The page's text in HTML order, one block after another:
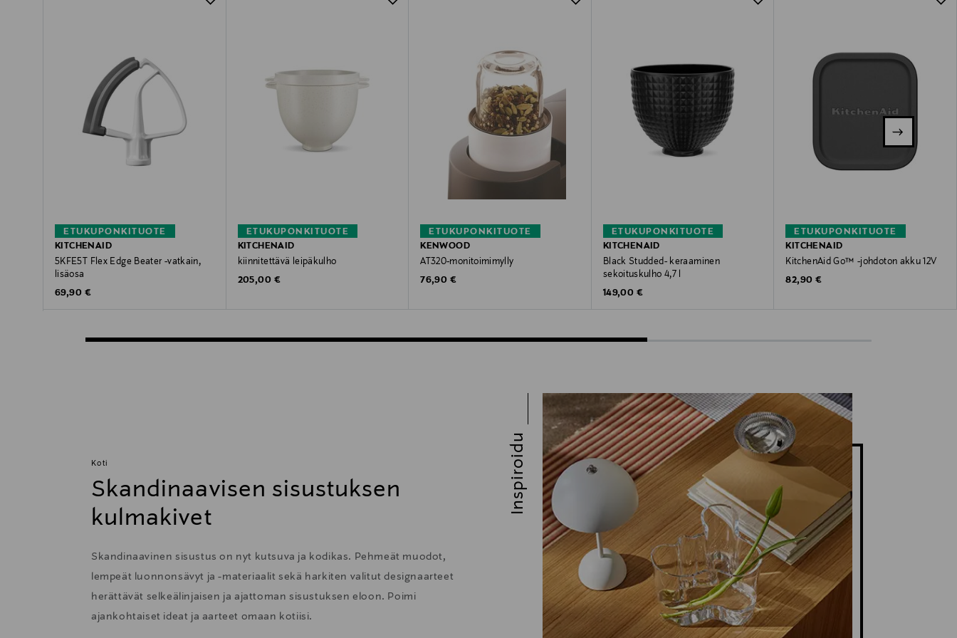
ETUKUPONKITUOTE
KITCHENAID
5KFE5T Flex Edge Beater -vatkain,
lisäosa
Original Price
69,90 €
ETUKUPONKITUOTE
KITCHENAID
kiinnitettävä leipäkulho
Original Price
205,00 €
ETUKUPONKITUOTE
KENWOOD
AT320-monitoimimylly
Original Price
76,90 €
ETUKUPONKITUOTE
KITCHENAID
Black Studded- keraaminen
sekoituskulho 4,7 l
Original Price
149,00 €
ETUKUPONKITUOTE
KITCHENAID
KitchenAid Go™ -johdoton akku 12V
Original Price
82,90 €
Koti
Skandinaavisen sisustuksen
kulmakivet
Skandinaavinen sisustus on nyt kutsuva ja kodikas. Pehmeät muodot,
lempeät luonnonsävyt ja -materiaalit sekä harkiten valitut designaarteet
herättävät selkeälinjaisen ja ajattoman sisustuksen eloon. Poimi
ajankohtaiset ideat ja aarteet omaan kotiisi.
Inspiroidu